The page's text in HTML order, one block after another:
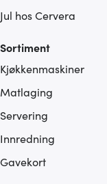
Jul hos Cervera
Sortiment
Kjøkkenmaskiner
Matlaging
Servering
Innredning
Gavekort